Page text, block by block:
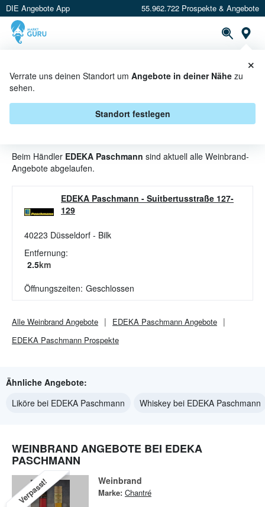
DIE Angebote App 55.962.722 Prospekte & Angebote
Verrate uns deinen Standort um Angebote in deiner Nähe zu
sehen.
Standort festlegen
×
WEINBRAND ANGEBOTE &
AKTIONEN BEI EDEKA
PASCHMANN
Beim Händler EDEKA Paschmann sind aktuell alle Weinbrand-
Angebote abgelaufen.
EDEKA Paschmann - Suitbertusstraße 127-
129
40223 Düsseldorf - Bilk
Entfernung:
2.5km
Öffnungszeiten: Geschlossen
Alle Weinbrand Angebote EDEKA Paschmann Angebote
EDEKA Paschmann Prospekte
Ähnliche Angebote:
Liköre bei EDEKA Paschmann
Whiskey bei EDEKA Paschmann
WEINBRAND ANGEBOTE BEI EDEKA
PASCHMANN
Verpasst! Weinbrand
Marke: Chantré